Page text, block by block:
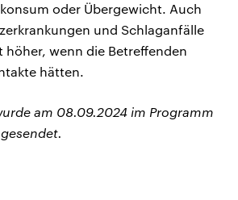
oder Übergewicht. Auch
und Schlaganfälle
höher, wenn die Betreffenden
hätten.
am 08.09.2024 im Programm